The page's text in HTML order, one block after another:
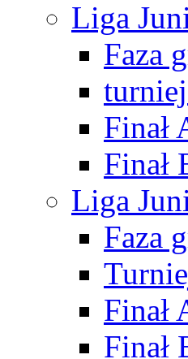
Liga
Faza
Finał
Finał
Liga
Faza
Finał
Finał